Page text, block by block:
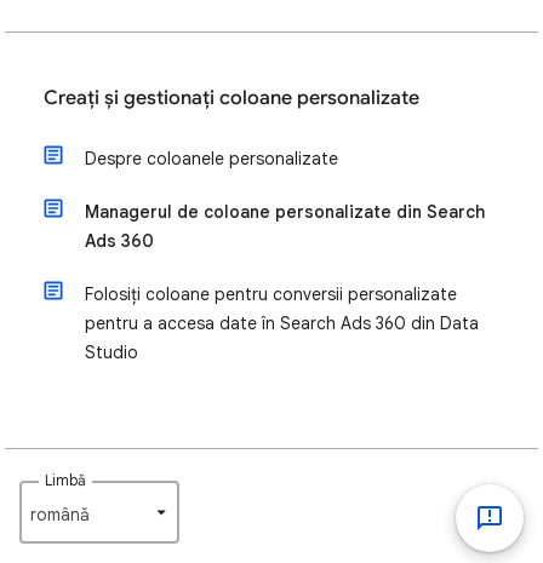
Creați și gestionați coloane personalizate
Despre coloanele personalizate
Managerul de coloane personalizate din Search
Ads 360
Folosiți coloane pentru conversii personalizate
pentru a accesa date în Search Ads 360 din Data
Studio
Limbă
română‎